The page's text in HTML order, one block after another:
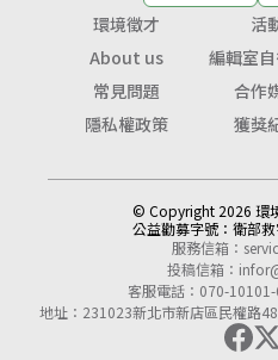
環境徵才
活
About us
編輯室
常見問題
合作
隱私權政策
獲獎
© Copyright 2026 環
公益勸募字號： 衛部
服務信箱：
投稿信箱：
客服電話：070-
地址：231023新北市新店區民權路